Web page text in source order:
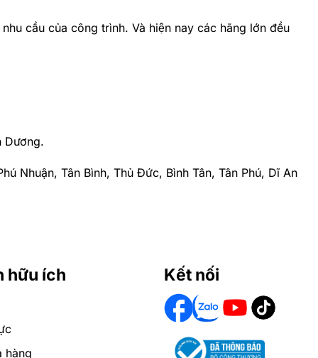
cầu của công trình. Và hiện nay các hãng lớn đều
Dương.
Nhuận, Tân Bình, Thủ Đức, Bình Tân, Tân Phú, Dĩ An
hữu ích
hàng
Kết nối